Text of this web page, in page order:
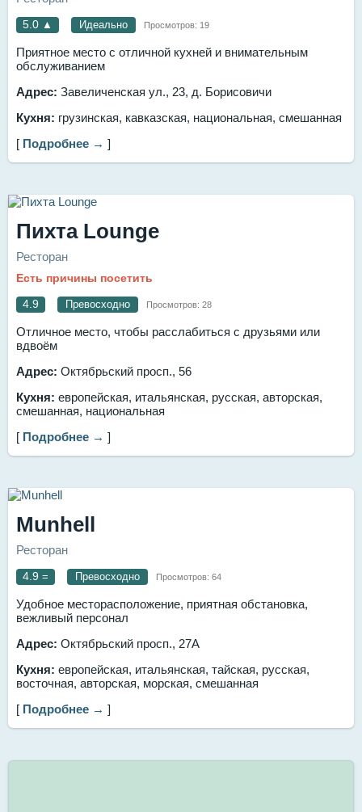
5.0 ▲ Идеально Просмотров: 19
Приятное место с отличной кухней и внимательным
обслуживанием
Адрес: Завеличенская ул., 23, д. Борисовичи
Кухня: грузинская, кавказская, национальная, смешанная
[ Подробнее → ]
Пихта Lounge
Ресторан
Есть причины посетить
4.9
Превосходно Просмотров: 28
Отличное место, чтобы расслабиться с друзьями или
вдвоём
Адрес: Октябрьский просп., 56
Кухня: европейская, итальянская, русская, авторская,
смешанная, национальная
[ Подробнее → ]
Munhell
Ресторан
4.9 = Превосходно Просмотров: 64
Удобное месторасположение, приятная обстановка,
вежливый персонал
Адрес: Октябрьский просп., 27А
Кухня: европейская, итальянская, тайская, русская,
восточная, авторская, морская, смешанная
[ Подробнее → ]